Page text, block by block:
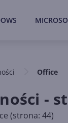
Office
-
(strona: 44)